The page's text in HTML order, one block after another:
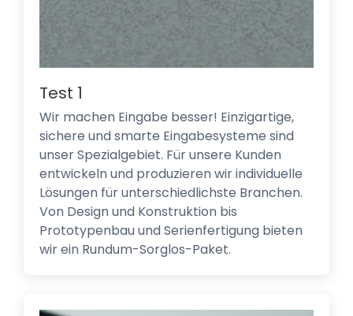
Test 1
Wir machen Eingabe besser! Einzigartige,
sichere und smarte Eingabesysteme sind
unser Spezialgebiet. Für unsere Kunden
entwickeln und produzieren wir individuelle
Lösungen für unterschiedlichste Branchen.
Von Design und Konstruktion bis
Prototypenbau und Serienfertigung bieten
wir ein Rundum-Sorglos-Paket.